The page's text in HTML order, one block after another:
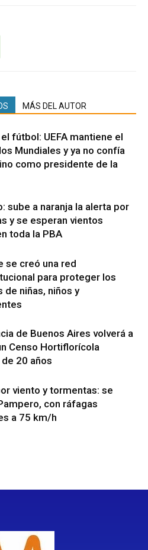
MÁS DEL AUTOR
fútbol: UEFA mantiene el
Mundiales y ya no confía
como presidente de la
sube a naranja la alerta por
y se esperan vientos
toda la PBA
se creó una red
para proteger los
de niñas, niños y
de Buenos Aires volverá a
Censo Hortiflorícola
20 años
viento y tormentas: se
con ráfagas
a 75 km/h